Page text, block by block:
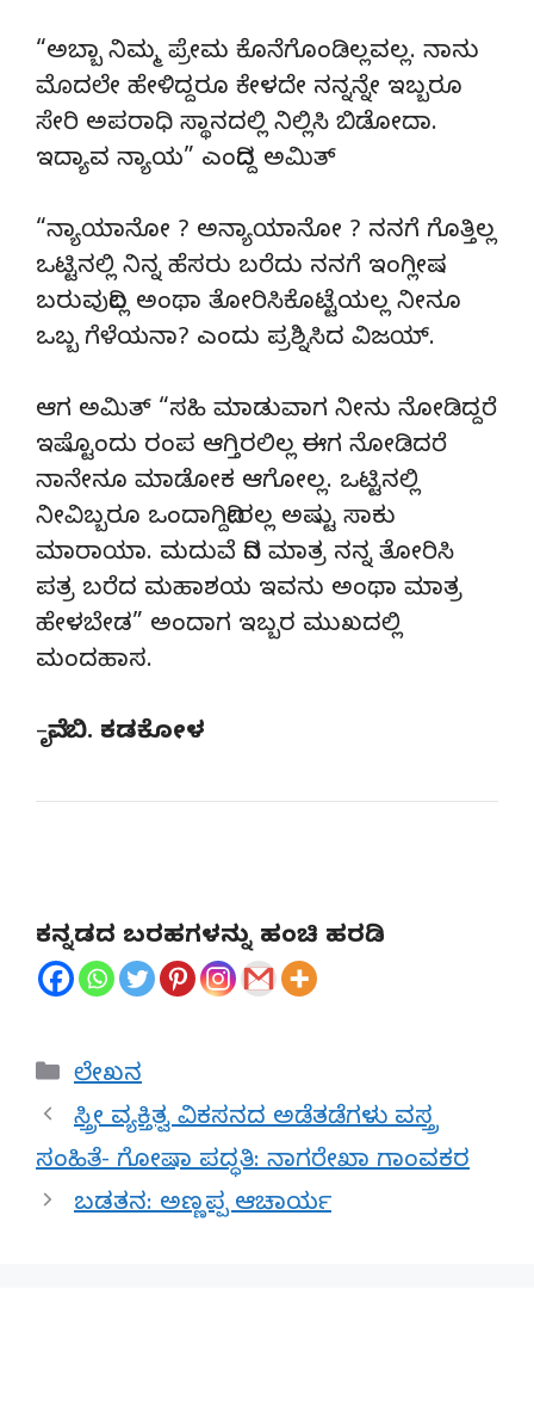
“ಅಬ್ಬಾ ನಿಮ್ಮ ಪ್ರೇಮ ಕೊನೆಗೊಂಡಿಲ್ಲವಲ್ಲ. ನಾನು
ಮೊದಲೇ ಹೇಳಿದ್ದರೂ ಕೇಳದೇ ನನ್ನನ್ನೇ ಇಬ್ಬರೂ
ಸೇರಿ ಅಪರಾಧಿ ಸ್ಥಾನದಲ್ಲಿ ನಿಲ್ಲಿಸಿ ಬಿಡೋದಾ.
ಇದ್ಯಾವ ನ್ಯಾಯ” ಎಂದಿದ್ದ ಅಮಿತ್
“ನ್ಯಾಯಾನೋ ? ಅನ್ಯಾಯಾನೋ ? ನನಗೆ ಗೊತ್ತಿಲ್ಲ
ಒಟ್ಟಿನಲ್ಲಿ ನಿನ್ನ ಹೆಸರು ಬರೆದು ನನಗೆ ಇಂಗ್ಲೀಷ
ಬರುವುದಿಲ್ಲ ಅಂಥಾ ತೋರಿಸಿಕೊಟ್ಟೆಯಲ್ಲ ನೀನೂ
ಒಬ್ಬ ಗೆಳೆಯನಾ? ಎಂದು ಪ್ರಶ್ನಿಸಿದ ವಿಜಯ್.
ಆಗ ಅಮಿತ್ “ಸಹಿ ಮಾಡುವಾಗ ನೀನು ನೋಡಿದ್ದರೆ
ಇಷ್ಟೊಂದು ರಂಪ ಆಗ್ತಿರಲಿಲ್ಲ ಈಗ ನೋಡಿದರೆ
ನಾನೇನೂ ಮಾಡೋಕ ಆಗೋಲ್ಲ. ಒಟ್ಟಿನಲ್ಲಿ
ನೀವಿಬ್ಬರೂ ಒಂದಾಗಿದ್ದೀರಲ್ಲ ಅಷ್ಟು ಸಾಕು
ಮಾರಾಯಾ. ಮದುವೆ ದಿನ ಮಾತ್ರ ನನ್ನ ತೋರಿಸಿ
ಪತ್ರ ಬರೆದ ಮಹಾಶಯ ಇವನು ಅಂಥಾ ಮಾತ್ರ
ಹೇಳಬೇಡ” ಅಂದಾಗ ಇಬ್ಬರ ಮುಖದಲ್ಲಿ
ಮಂದಹಾಸ.
–ವೈ. ಬಿ. ಕಡಕೋಳ
ಕನ್ನಡದ ಬರಹಗಳನ್ನು ಹಂಚಿ ಹರಡಿ
Categories
ಲೇಖನ
ಸ್ತ್ರೀ ವ್ಯಕ್ತಿತ್ವ ವಿಕಸನದ ಅಡೆತಡೆಗಳು ವಸ್ತ್ರ
ಸಂಹಿತೆ- ಗೋಷಾ ಪದ್ಧತಿ: ನಾಗರೇಖಾ ಗಾಂವಕರ
ಬಡತನ: ಅಣ್ಣಪ್ಪ ಆಚಾರ್ಯ